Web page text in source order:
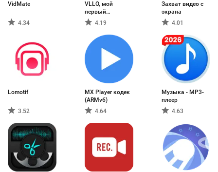
VidMate
4.34
VLLO, мой
первый
видеоредактор
4.19
Захват видео с
экрана
4.01
Lomotif
3.52
MX Player кодек
(ARMv6)
4.64
Музыка - MP3-
плеер
4.63